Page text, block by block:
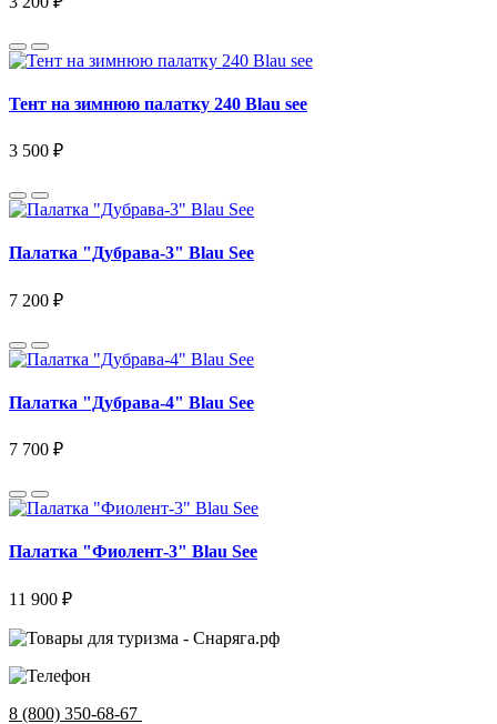
Тент на зимнюю палатку 240 Blau see
3 500 ₽
Палатка "Дубрава-3" Blau See
7 200 ₽
Палатка "Дубрава-4" Blau See
7 700 ₽
Палатка "Фиолент-3" Blau See
11 900 ₽
8 (800) 350-68-67